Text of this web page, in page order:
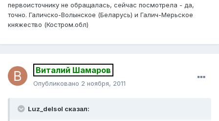
первоисточнику не обращалась, сейчас посмотрела - да,
точно. Галичско-Волынское (Беларусь) и Галич-Мерьское
княжество (Костром.обл)
Виталий Шамаров
Опубликовано 2 ноября, 2011
Luz_delsol сказал: